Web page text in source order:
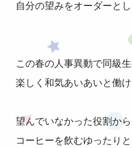
自分の望みをオーダーと
この春の人事異動で同級
楽しく和気あいあいと働
望んでいなかった役割か
コーヒーを飲むゆったり